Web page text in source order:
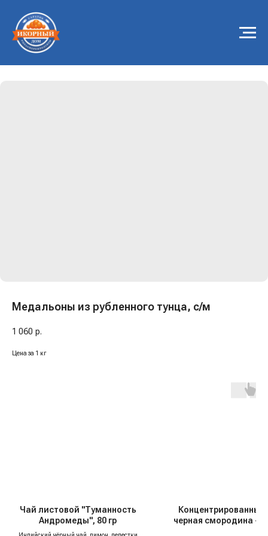
Медальоны из рубленного тунца, с/м
1 060 р.
Цена за 1 кг
Чай листовой "Туманность
Андромеды", 80 гр
Концентрированный
черная смородина -